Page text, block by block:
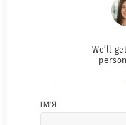
IМ'Я
We’ll